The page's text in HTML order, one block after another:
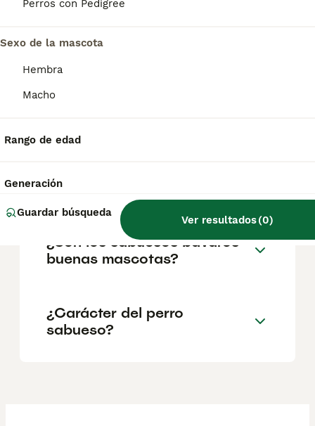
Perros con Pedigree
Sexo de la mascota
Hembra
Macho
Rango de edad
Generación
Guardar búsqueda
Ver resultados(0)
variar según factores como el pedigrí, la
criadores responsables que garanticen la
Informarse bien y comparar opciones antes
de comprometerse siempre es la mejor
decisión.
pequeño?
¿Son los sabuesos bávaros
buenas mascotas?
¿Carácter del perro
sabueso?